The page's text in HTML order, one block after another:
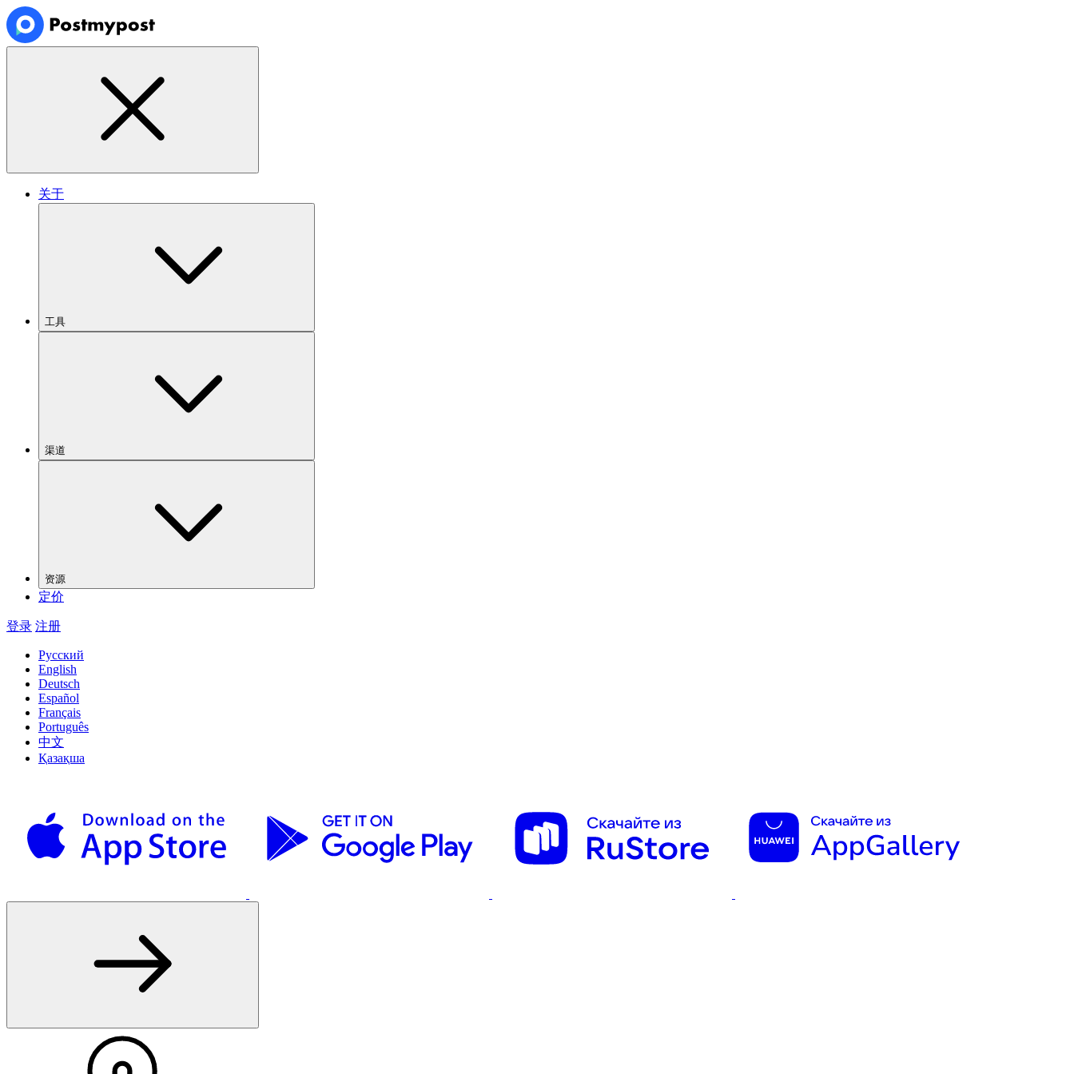
关于
工具
渠道
资源
定价
登录 注册
Русский
English
Deutsch
Español
Français
Português
中文
Қазақша